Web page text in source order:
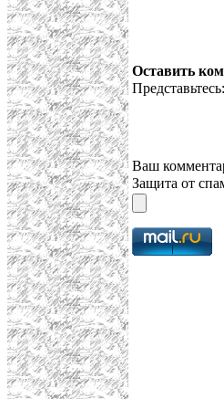
Оставить
Ваш
Защита от